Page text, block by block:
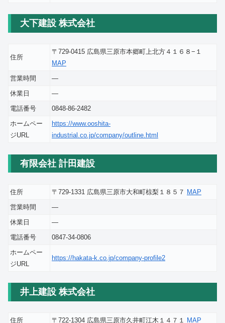
大下建設 株式会社
住所
〒729-0415 広島県三原市本郷町上北方４１６８−１
MAP
営業時間
―
休業日
―
電話番号
0848-86-2482
ホームペー
ジURL
https://www.ooshita-
industrial.co.jp/company/outline.html
有限会社 計田建設
住所 〒729-1331 広島県三原市大和町椋梨１８５７ MAP
営業時間
―
休業日
―
電話番号
0847-34-0806
ホームペー
ジURL
https://hakata-k.co.jp/company-profile2
井上建設 株式会社
住所 〒722-1304 広島県三原市久井町江木１４７１ MAP